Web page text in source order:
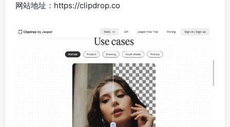
网站地址：https://clipdrop.co